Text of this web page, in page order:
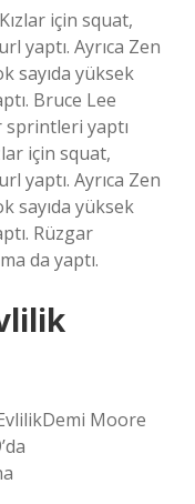
için squat,
yaptı. Ayrıca Zen
sayıda yüksek
Bruce Lee
sprintleri yaptı
için squat,
yaptı. Ayrıca Zen
sayıda yüksek
Rüzgar
da yaptı.
Moore